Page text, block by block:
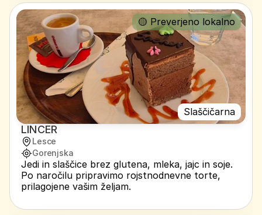
Slaščičarna
🟡 Preverjeno lokalno
LINCER
Lesce
Gorenjska
Jedi in slaščice brez glutena, mleka, jajc in soje.
Po naročilu pripravimo rojstnodnevne torte,
prilagojene vašim željam.